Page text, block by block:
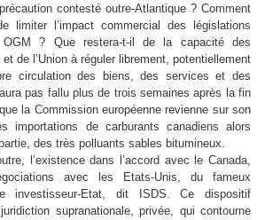
contesté outre-Atlantique ? Comment
limiter l’impact commercial des législations
OGM ? Que restera-t-il de la capacité des
de l’Union à réguler librement, potentiellement
circulation des biens, des services et des
pas fallu plus de trois semaines après la fin
la Commission européenne revienne sur son
importations de carburants canadiens alors
des très polluants sables bitumineux.
l’existence dans l’accord avec le Canada,
avec les Etats-Unis, du fameux
investisseur-Etat, dit ISDS. Ce dispositif
supranationale, privée, qui contourne